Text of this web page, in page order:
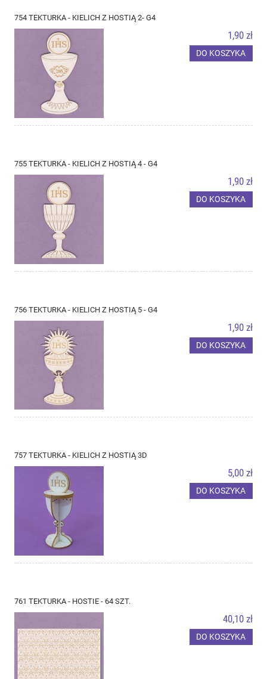
754 TEKTURKA - KIELICH Z HOSTIĄ 2- G4
1,90 zł
DO KOSZYKA
755 TEKTURKA - KIELICH Z HOSTIĄ 4 - G4
1,90 zł
DO KOSZYKA
756 TEKTURKA - KIELICH Z HOSTIĄ 5 - G4
1,90 zł
DO KOSZYKA
757 TEKTURKA - KIELICH Z HOSTIĄ 3D
5,00 zł
DO KOSZYKA
761 TEKTURKA - HOSTIE - 64 SZT.
40,10 zł
DO KOSZYKA